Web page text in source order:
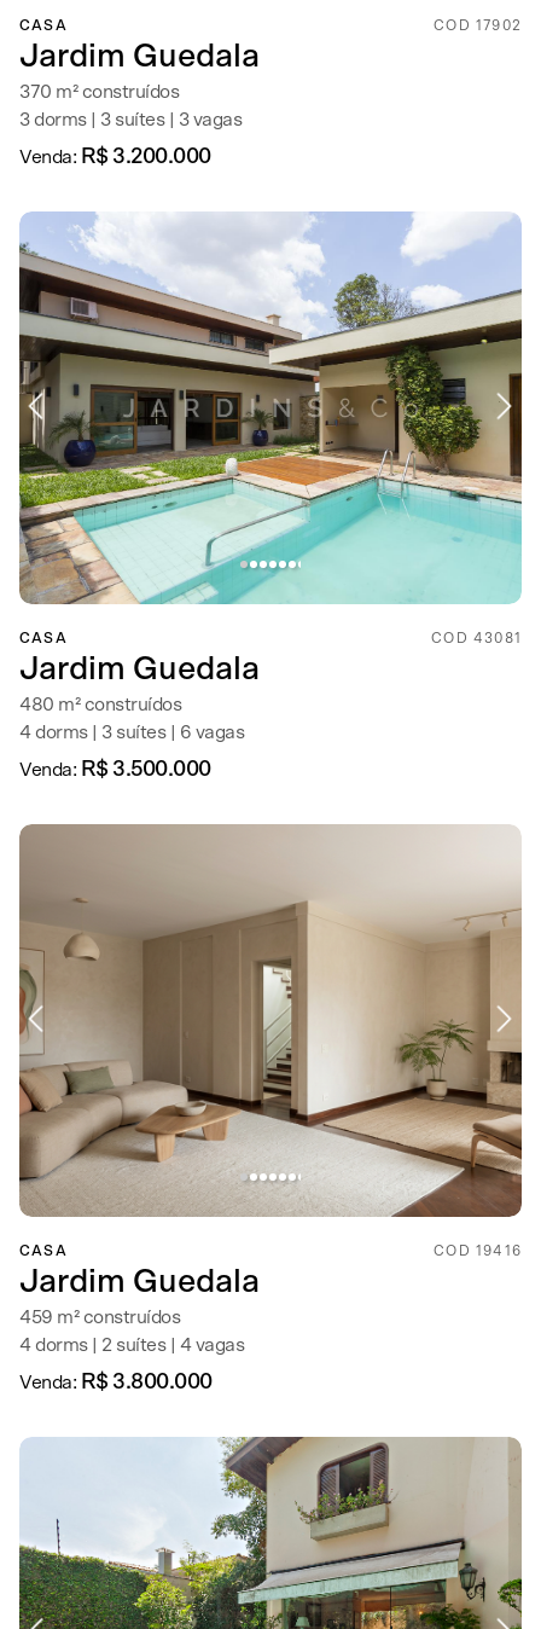
CASA COD 17902
Jardim Guedala
370 m² construídos
3 dorms | 3 suítes | 3 vagas
Venda: R$ 3.200.000
CASA COD 43081
Jardim Guedala
480 m² construídos
4 dorms | 3 suítes | 6 vagas
Venda: R$ 3.500.000
CASA COD 19416
Jardim Guedala
459 m² construídos
4 dorms | 2 suítes | 4 vagas
Venda: R$ 3.800.000